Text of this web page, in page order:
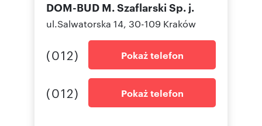
DOM-BUD M. Szaflarski Sp. j.
ul.Salwatorska 14, 30-109 Kraków
(012) Pokaż telefon
(012) Pokaż telefon